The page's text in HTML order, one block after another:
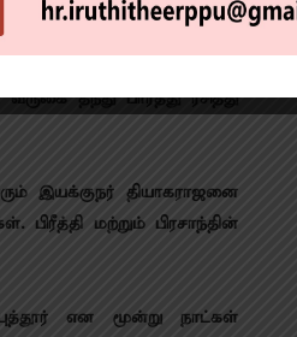
இந்த திரைப்படத்தை
ஆகஸ்டு ஒன்பதாம்
தந்து பார்த்து ரசித்து
இயக்குநர் தியாகராஜனை
பிரீத்தி மற்றும் பிரசாந்தின்
என மூன்று நாட்கள்